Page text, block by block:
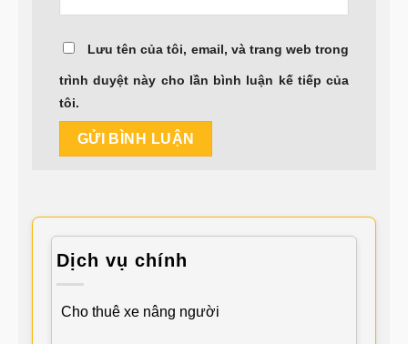
Lưu tên của tôi, email, và trang web trong
trình duyệt này cho lần bình luận kế tiếp của
tôi.
Dịch vụ chính
Cho thuê xe nâng người